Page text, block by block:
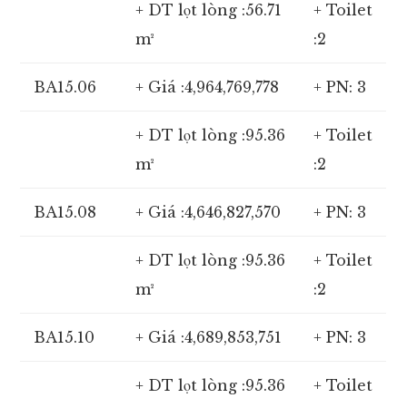
+ DT lọt lòng :56.71
m²
+ Toilet
:2
BA15.06 + Giá :4,964,769,778 + PN: 3
+ DT lọt lòng :95.36
m²
+ Toilet
:2
BA15.08 + Giá :4,646,827,570 + PN: 3
+ DT lọt lòng :95.36
m²
+ Toilet
:2
BA15.10 + Giá :4,689,853,751 + PN: 3
+ DT lọt lòng :95.36
+ Toilet